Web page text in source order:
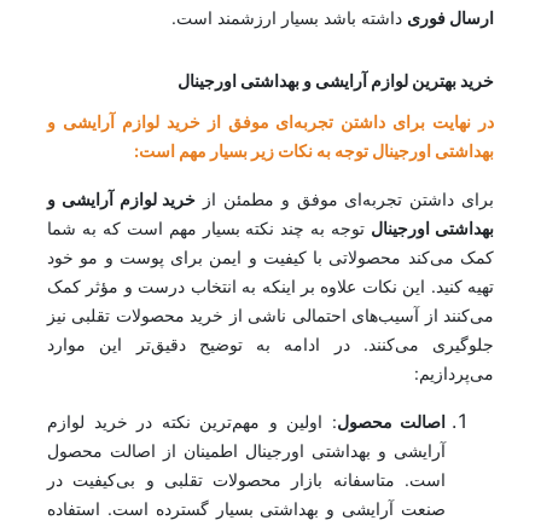
ارسال فوری داشته باشد بسیار ارزشمند است.
خرید بهترین لوازم آرایشی و بهداشتی اورجینال
در نهایت برای داشتن تجربه‌ای موفق از خرید لوازم آرایشی و
بهداشتی اورجینال توجه به نکات زیر بسیار مهم است:
برای داشتن تجربه‌ای موفق و مطمئن از خرید لوازم آرایشی و
بهداشتی اورجینال توجه به چند نکته بسیار مهم است که به شما
کمک می‌کند محصولاتی با کیفیت و ایمن برای پوست و مو خود
تهیه کنید. این نکات علاوه بر اینکه به انتخاب درست و مؤثر کمک
می‌کنند از آسیب‌های احتمالی ناشی از خرید محصولات تقلبی نیز
جلوگیری می‌کنند. در ادامه به توضیح دقیق‌تر این موارد
می‌پردازیم:
اصالت محصول: اولین و مهم‌ترین نکته در خرید لوازم
آرایشی و بهداشتی اورجینال اطمینان از اصالت محصول
است. متاسفانه بازار محصولات تقلبی و بی‌کیفیت در
صنعت آرایشی و بهداشتی بسیار گسترده است. استفاده